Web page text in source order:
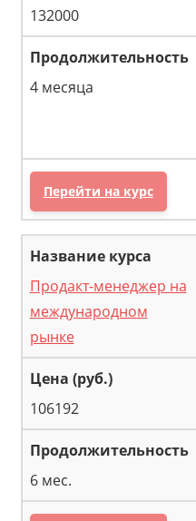
132000
4 месяца
Перейти на курс
Продакт-менеджер на
международном
рынке
106192
6 мес.